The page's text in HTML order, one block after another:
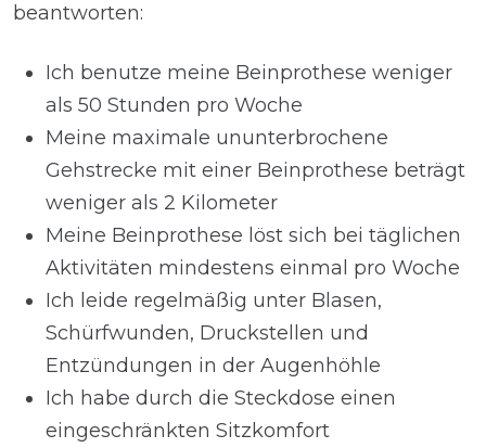
beantworten:
Ich benutze meine Beinprothese weniger
als 50 Stunden pro Woche
Meine maximale ununterbrochene
Gehstrecke mit einer Beinprothese beträgt
weniger als 2 Kilometer
Meine Beinprothese löst sich bei täglichen
Aktivitäten mindestens einmal pro Woche
Ich leide regelmäßig unter Blasen,
Schürfwunden, Druckstellen und
Entzündungen in der Augenhöhle
Ich habe durch die Steckdose einen
eingeschränkten Sitzkomfort